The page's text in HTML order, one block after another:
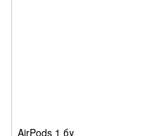
AirPods 1 бу